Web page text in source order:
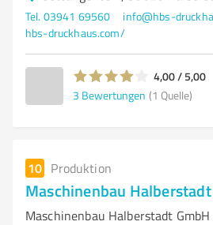
Tel. 03941 69560
info@hbs-
hbs-druckhaus.com/
4,00 / 5,00
3 Bewertungen (1 Quelle)
10 Produktion
Maschinenbau Halberstadt
Maschinenbau Halberstadt